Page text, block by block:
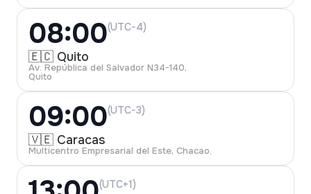
08:00(UTC-4)
🇪🇨 Quito
Av. República del Salvador N34-140,
Quito
09:00(UTC-3)
🇻🇪 Caracas
Multicentro Empresarial del Este, Chacao.
(UTC+1)